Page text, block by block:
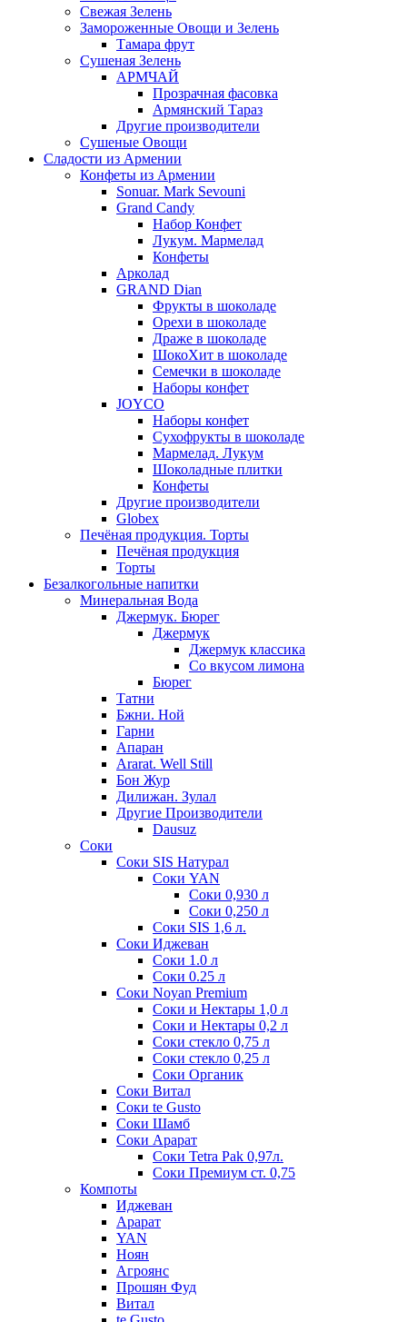
Свежая Зелень
Замороженные Овощи и Зелень
Тамара фрут
Сушеная Зелень
АРМЧАЙ
Прозрачная фасовка
Армянский Тараз
Другие производители
Сушеные Овощи
Сладости из Армении
Конфеты из Армении
Sonuar. Mark Sevouni
Grand Candy
Набор Конфет
Лукум. Мармелад
Конфеты
Арколад
GRAND Dian
Фрукты в шоколаде
Орехи в шоколаде
Драже в шоколаде
ШокоХит в шоколаде
Семечки в шоколаде
Наборы конфет
JOYCO
Наборы конфет
Сухофрукты в шоколаде
Мармелад. Лукум
Шоколадные плитки
Конфеты
Другие производители
Globex
Печёная продукция. Торты
Печёная продукция
Торты
Безалкогольные напитки
Минеральная Вода
Джермук. Бюрег
Джермук
Джермук классика
Со вкусом лимона
Бюрег
Татни
Бжни. Ной
Гарни
Апаран
Ararat. Well Still
Бон Жур
Дилижан. Зулал
Другие Производители
Dausuz
Соки
Соки SIS Натурал
Соки YAN
Соки 0,930 л
Соки 0,250 л
Соки SIS 1,6 л.
Соки Иджеван
Соки 1.0 л
Соки 0.25 л
Соки Noyan Premium
Соки и Нектары 1,0 л
Соки и Нектары 0,2 л
Соки стекло 0,75 л
Соки стекло 0,25 л
Соки Органик
Соки Витал
Соки te Gusto
Соки Шамб
Соки Арарат
Соки Tetra Pak 0,97л.
Соки Премиум ст. 0,75
Компоты
Иджеван
Арарат
YAN
Ноян
Агроянс
Прошян Фуд
Витал